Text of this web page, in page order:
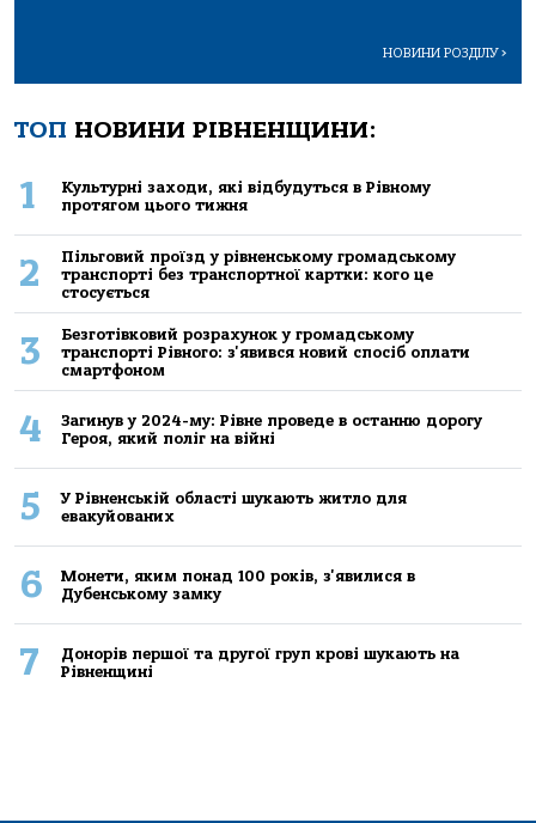
НОВИНИ РОЗДІЛУ>
ТОП НОВИНИ РІВНЕНЩИНИ:
1
Культурні заходи, які відбудуться в Рівному
протягом цього тижня
2
Пільговий проїзд у рівненському громадському
транспорті без транспортної картки: кого це
стосується
3
Безготівковий розрахунок у громадському
транспорті Рівного: з'явився новий спосіб оплати
смартфоном
4
Загинув у 2024-му: Рівне проведе в останню дорогу
Героя, який поліг на війні
5
У Рівненській області шукають житло для
евакуйованих
6
Монети, яким понад 100 років, з'явилися в
Дубенському замку
7
Донорів першої та другої груп крові шукають на
Рівненщині